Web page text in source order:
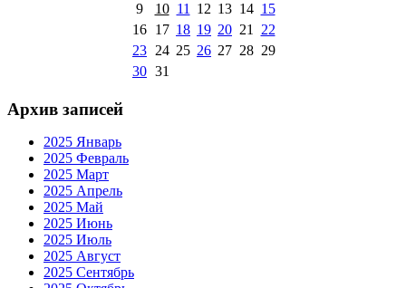
9
10 11 12 13 14 15
16 17 18 19 20 21
22
23 24 25 26 27 28 29
30 31
Архив записей
2025 Январь
2025 Февраль
2025 Март
2025 Апрель
2025 Май
2025 Июнь
2025 Июль
2025 Август
2025 Сентябрь